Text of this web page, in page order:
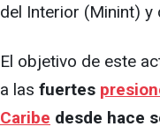
del Interior (Minint) y
El objetivo de este
a las fuertes
Caribe desde hace